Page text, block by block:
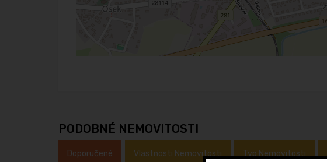
PODOBNÉ NEMOVITOSTI
Doporučené Vlastnosti Nemovitosti Typ Nemovitosti